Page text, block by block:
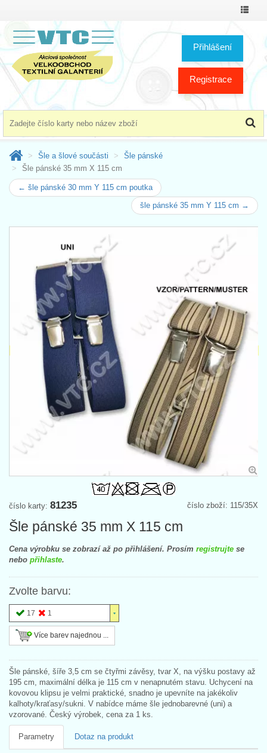
Přihlášení
Registrace
Šle a šlové součásti
Šle pánské
Šle pánské 35 mm X 115 cm
← šle pánské 30 mm Y 115 cm poutka
šle pánské 35 mm Y 115 cm →
číslo zboží: 115/35X
číslo karty: 81235
Šle pánské 35 mm X 115 cm
Cena výrobku se zobrazí až po přihlášení. Prosím registrujte se
nebo přihlaste.
Zvolte barvu:
17 1
Více barev najednou ...
Šle pánské, šíře 3,5 cm se čtyřmi závěsy, tvar X, na výšku postavy až
195 cm, maximální délka je 115 cm v nenapnutém stavu. Uchycení na
kovovou klipsu je velmi praktické, snadno je upevníte na jakékoliv
kalhoty/kraťasy/sukni. V nabídce máme šle jednobarevné (uni) a
vzorované. Český výrobek, cena za 1 ks.
Parametry Dotaz na produkt